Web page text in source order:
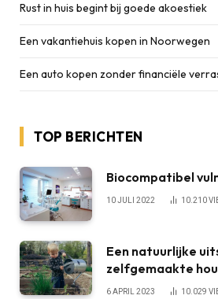
Rust in huis begint bij goede akoestiek
Een vakantiehuis kopen in Noorwegen
Een auto kopen zonder financiële
TOP BERICHTEN
Biocompatibel
10 JULI 2022 10.210
Een natuurlijke
zelfgemaakte
6 APRIL 2023 10.029